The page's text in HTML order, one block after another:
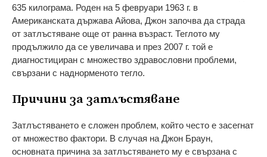
635 килограма. Роден на 5 февруари 1963 г. в
Американската държава Айова, Джон започва да страда
от затлъстяване още от ранна възраст. Теглото му
продължило да се увеличава и през 2007 г. той е
диагностициран с множество здравословни проблеми,
свързани с наднорменото тегло.
Причини за затлъстяване
Затлъстяването е сложен проблем, който често е засегнат
от множество фактори. В случая на Джон Браун,
основната причина за затлъстяването му е свързана с